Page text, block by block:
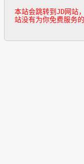
本站会跳转到JD网站
站没有为你免费服务